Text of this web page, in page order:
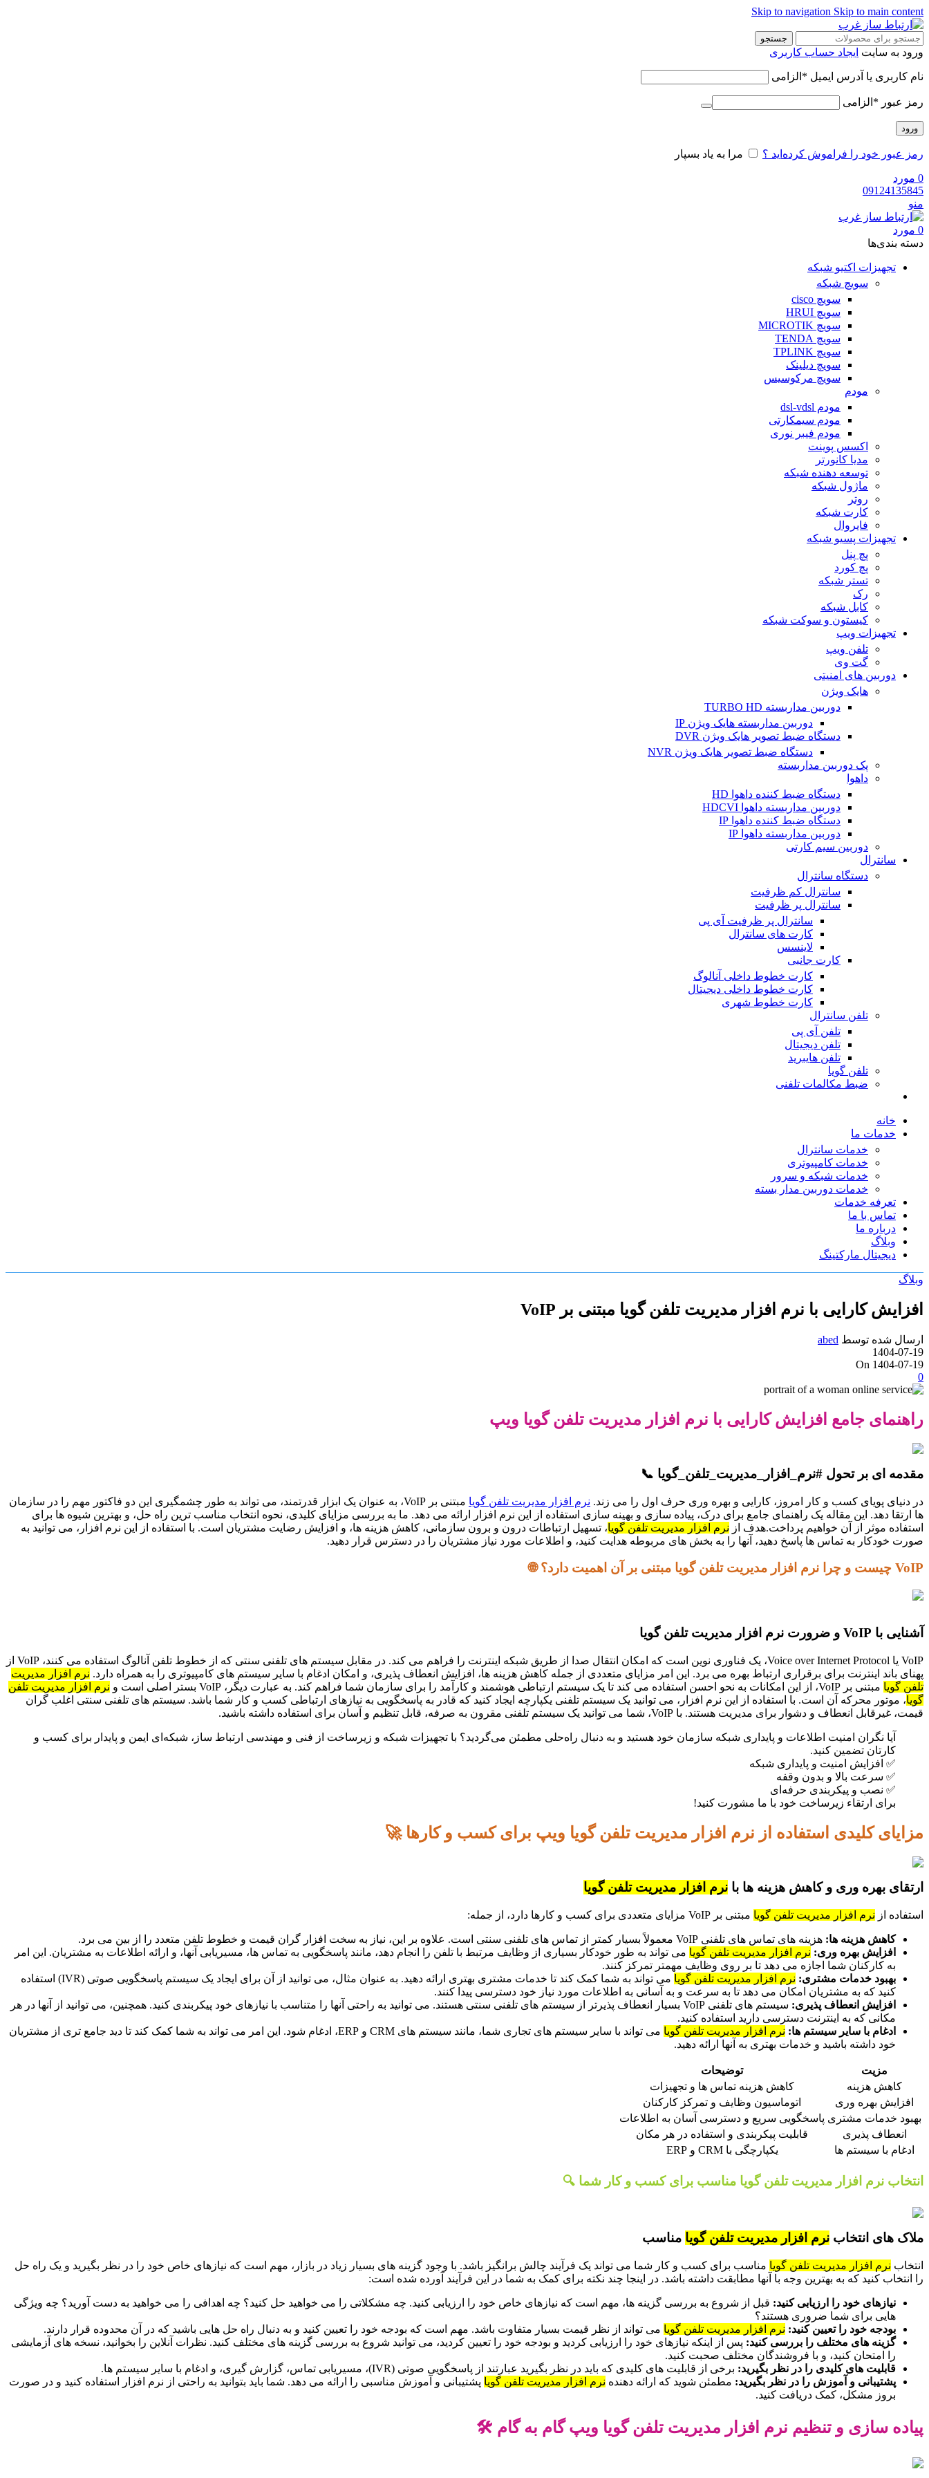
Skip to navigation Skip to main content
جستجو
ورود به سایت ایجاد حساب کاربری
نام کاربری یا آدرس ایمیل * الزامی
رمز عبور * الزامی
ورود
رمز عبور خود را فراموش کرده‌اید ؟ مرا به یاد بسپار
0 مورد
09124135845
منو
0 مورد
دسته‌ بندی‌ها
تجهیزات اکتیو شبکه
سویچ شبکه
سویچ cisco
سویچ HRUI
سویچ MICROTIK
سویچ TENDA
سویچ TPLINK
سویچ دیلینک
سویچ مرکوسیس
مودم
مودم dsl-vdsl
مودم سیمکارتی
مودم فیبر نوری
اکسس پوینت
مدیا کانورتر
توسعه دهنده شبکه
ماژول شبکه
روتر
کارت شبکه
فایروال
تجهیزات پسیو شبکه
پچ پنل
پچ کورد
تستر شبکه
رک
کابل شبکه
کیستون و سوکت شبکه
تجهیزات ویپ
تلفن ویپ
گت وی
دوربین های امنیتی
هایک ویژن
دوربین مداربسته TURBO HD
دوربین مداربسته هایک ویژن IP
دستگاه ضبط تصویر هایک ویژن DVR
دستگاه ضبط تصویر هایک ویژن NVR
پک دوربین مداربسته
داهوا
دستگاه ضبط کننده داهوا HD
دوربین مداربسته داهوا HDCVI
دستگاه ضبط کننده داهوا IP
دوربین مداربسته داهوا IP
دوربین سیم کارتی
سانترال
دستگاه سانترال
سانترال کم ظرفیت
سانترال پر ظرفیت
سانترال پر ظرفیت آی پی
کارت های سانترال
لاینسس
کارت جانبی
کارت خطوط داخلی آنالوگ
کارت خطوط داخلی دیجیتال
کارت خطوط شهری
تلفن سانترال
تلفن آی پی
تلفن دیجیتال
تلفن هایبرید
تلفن گویا
ضبط مکالمات تلفنی
خانه
خدمات ما
خدمات سانترال
خدمات کامپیوتری
خدمات شبکه و سرور
خدمات دوربین مدار بسته
تعرفه خدمات
تماس با ما
درباره ما
وبلاگ
دیجیتال مارکتینگ
وبلاگ
افزایش کارایی با نرم افزار مدیریت تلفن گویا مبتنی بر VoIP
ارسال شده توسط abed
1404-07-19
On 1404-07-19
0
راهنمای جامع افزایش کارایی با نرم افزار مدیریت تلفن گویا ویپ
مقدمه ای بر تحول #نرم_افزار_مدیریت_تلفن_گویا 📞
در دنیای پویای کسب و کار امروز، کارایی و بهره وری حرف اول را می زند. نرم افزار مدیریت تلفن گویا
مبتنی بر VoIP، به عنوان یک ابزار قدرتمند، می تواند به طور چشمگیری این دو فاکتور مهم را در سازمان
ها ارتقا دهد. این مقاله یک راهنمای جامع برای درک، پیاده سازی و بهینه سازی استفاده از این نرم افزار ارائه می دهد. ما به بررسی مزایای کلیدی، نحوه انتخاب مناسب ترین راه حل، و بهترین شیوه ها برای
استفاده موثر از آن خواهیم پرداخت.هدف از نرم افزار مدیریت تلفن گویا، تسهیل ارتباطات درون و برون سازمانی، کاهش هزینه ها، و افزایش رضایت مشتریان است. با استفاده از این نرم افزار، می توانید به
صورت خودکار به تماس ها پاسخ دهید، آنها را به بخش های مربوطه هدایت کنید، و اطلاعات مورد نیاز مشتریان را در دسترس قرار دهید.
VoIP چیست و چرا نرم افزار مدیریت تلفن گویا مبتنی بر آن اهمیت دارد؟ 🌐
آشنایی با VoIP و ضرورت نرم افزار مدیریت تلفن گویا
VoIP یا Voice over Internet Protocol، یک فناوری نوین است که امکان انتقال صدا از طریق شبکه اینترنت را فراهم می کند. در مقابل سیستم های تلفنی سنتی که از خطوط تلفن آنالوگ استفاده می کنند، VoIP از
پهنای باند اینترنت برای برقراری ارتباط بهره می برد. این امر مزایای متعددی از جمله کاهش هزینه ها، افزایش انعطاف پذیری، و امکان ادغام با سایر سیستم های کامپیوتری را به همراه دارد. نرم افزار مدیریت
تلفن گویا مبتنی بر VoIP، از این امکانات به نحو احسن استفاده می کند تا یک سیستم ارتباطی هوشمند و کارآمد را برای سازمان شما فراهم کند. به عبارت دیگر، VoIP بستر اصلی است و
نرم افزار مدیریت تلفن
گویا، موتور محرکه آن است. با استفاده از این نرم افزار، می توانید یک سیستم تلفنی یکپارچه ایجاد کنید که قادر به پاسخگویی به نیازهای ارتباطی کسب و کار شما باشد. سیستم های تلفنی سنتی اغلب گران
قیمت، غیرقابل انعطاف و دشوار برای مدیریت هستند. با VoIP، شما می توانید یک سیستم تلفنی مقرون به صرفه، قابل تنظیم و آسان برای استفاده داشته باشید.
آیا نگران امنیت اطلاعات و پایداری شبکه سازمان خود هستید و به دنبال راه‌حلی مطمئن می‌گردید؟ با تجهیزات شبکه و زیرساخت از فنی و مهندسی ارتباط ساز، شبکه‌ای ایمن و پایدار برای کسب و
کارتان تضمین کنید.
✅ افزایش امنیت و پایداری شبکه
✅ سرعت بالا و بدون وقفه
✅ نصب و پیکربندی حرفه‌ای
برای ارتقاء زیرساخت خود با ما مشورت کنید!
مزایای کلیدی استفاده از نرم افزار مدیریت تلفن گویا ویپ برای کسب و کارها 🚀
ارتقای بهره وری و کاهش هزینه ها با نرم افزار مدیریت تلفن گویا
استفاده از نرم افزار مدیریت تلفن گویا مبتنی بر VoIP مزایای متعددی برای کسب و کارها دارد، از جمله:
کاهش هزینه ها: هزینه های تماس های تلفنی VoIP معمولاً بسیار کمتر از تماس های تلفنی سنتی است. علاوه بر این، نیاز به سخت افزار گران قیمت و خطوط تلفن متعدد را از بین می برد.
افزایش بهره وری: نرم افزار مدیریت تلفن گویا می تواند به طور خودکار بسیاری از وظایف مرتبط با تلفن را انجام دهد، مانند پاسخگویی به تماس ها، مسیریابی آنها، و ارائه اطلاعات به مشتریان. این امر
به کارکنان شما اجازه می دهد تا بر روی وظایف مهمتر تمرکز کنند.
بهبود خدمات مشتری: نرم افزار مدیریت تلفن گویا
می تواند به شما کمک کند تا خدمات مشتری بهتری ارائه دهید. به عنوان مثال، می توانید از آن برای ایجاد یک سیستم پاسخگویی صوتی (IVR) استفاده
کنید که به مشتریان امکان می دهد تا به سرعت و به آسانی به اطلاعات مورد نیاز خود دسترسی پیدا کنند.
افزایش انعطاف پذیری:
سیستم های تلفنی VoIP بسیار انعطاف پذیرتر از سیستم های تلفنی سنتی هستند. می توانید به راحتی آنها را متناسب با نیازهای خود پیکربندی کنید. همچنین، می توانید از آنها در هر
مکانی که به اینترنت دسترسی دارید استفاده کنید.
ادغام با سایر سیستم ها: نرم افزار مدیریت تلفن گویا
می تواند با سایر سیستم های تجاری شما، مانند سیستم های CRM و ERP، ادغام شود. این امر می تواند به شما کمک کند تا دید جامع تری از مشتریان
خود داشته باشید و خدمات بهتری به آنها ارائه دهید.
مزیت
توضیحات
کاهش هزینه
کاهش هزینه تماس ها و تجهیزات
افزایش بهره وری
اتوماسیون وظایف و تمرکز کارکنان
بهبود خدمات مشتری پاسخگویی سریع و دسترسی آسان به اطلاعات
انعطاف پذیری
قابلیت پیکربندی و استفاده در هر مکان
ادغام با سیستم ها
یکپارچگی با CRM و ERP
انتخاب نرم افزار مدیریت تلفن گویا مناسب برای کسب و کار شما 🔍
ملاک های انتخاب نرم افزار مدیریت تلفن گویا مناسب
انتخاب نرم افزار مدیریت تلفن گویا مناسب برای کسب و کار شما می تواند یک فرآیند چالش برانگیز باشد. با وجود گزینه های بسیار زیاد در بازار، مهم است که نیازهای خاص خود را در نظر بگیرید و یک راه حل
را انتخاب کنید که به بهترین وجه با آنها مطابقت داشته باشد. در اینجا چند نکته برای کمک به شما در این فرآیند آورده شده است:
نیازهای خود را ارزیابی کنید: قبل از شروع به بررسی گزینه ها، مهم است که نیازهای خاص خود را ارزیابی کنید. چه مشکلاتی را می خواهید حل کنید؟ چه اهدافی را می خواهید به دست آورید؟ چه ویژگی
هایی برای شما ضروری هستند؟
بودجه خود را تعیین کنید: نرم افزار مدیریت تلفن گویا می تواند از نظر قیمت بسیار متفاوت باشد. مهم است که بودجه خود را تعیین کنید و به دنبال راه حل هایی باشید که در آن محدوده قرار دارند.
گزینه های مختلف را بررسی کنید: پس از اینکه نیازهای خود را ارزیابی کردید و بودجه خود را تعیین کردید، می توانید شروع به بررسی گزینه های مختلف کنید. نظرات آنلاین را بخوانید، نسخه های آزمایشی
را امتحان کنید، و با فروشندگان مختلف صحبت کنید.
قابلیت های کلیدی را در نظر بگیرید: برخی از قابلیت های کلیدی که باید در نظر بگیرید عبارتند از پاسخگویی صوتی (IVR)، مسیریابی تماس، گزارش گیری، و ادغام با سایر سیستم ها.
پشتیبانی و آموزش را در نظر بگیرید: مطمئن شوید که ارائه دهنده نرم افزار مدیریت تلفن گویا پشتیبانی و آموزش مناسبی را ارائه می دهد. شما باید بتوانید به راحتی از نرم افزار استفاده کنید و در صورت
بروز مشکل، کمک دریافت کنید.
پیاده سازی و تنظیم نرم افزار مدیریت تلفن گویا ویپ گام به گام 🛠️